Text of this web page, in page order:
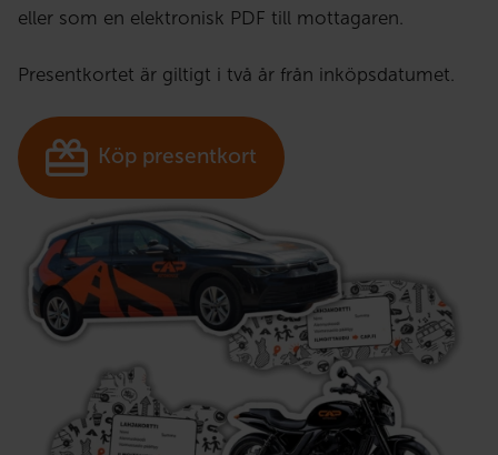
eller som en elektronisk PDF till mottagaren.
Presentkortet är giltigt i två år från inköpsdatumet.
Köp presentkort